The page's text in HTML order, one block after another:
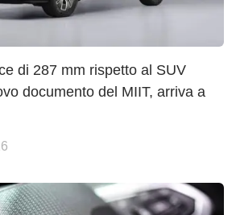
di 287 mm rispetto al SUV
documento del MIIT, arriva a